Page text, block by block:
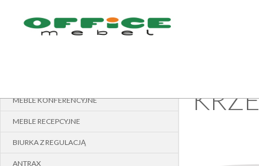
MEBLE KONFERENCYJNE
MEBLE RECEPCYJNE
BIURKA Z REGULACJĄ
ANTRAX